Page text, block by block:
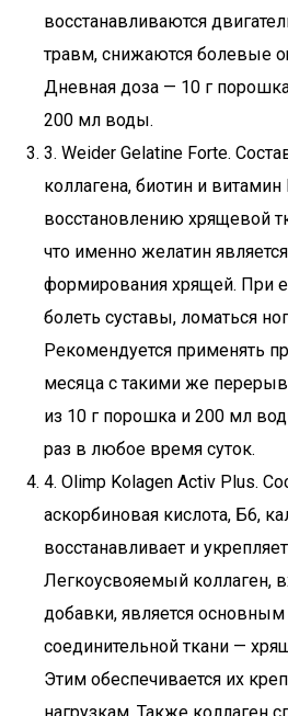
восстанавливаются
травм, снижаются болевые
Дневная доза — 10 г
200 мл воды.
3. Weider Gelatine Forte.
коллагена, биотин и витамин
восстановлению хрящевой
что именно желатин
формирования хрящей. При
болеть суставы, ломаться
Рекомендуется применять
месяца с такими же
из 10 г порошка и 200 мл
раз в любое время суток.
4. Olimp Kolagen Activ Plus.
аскорбиновая кислота, Б6,
восстанавливает и
Легкоусвояемый коллаген,
добавки, является
соединительной ткани —
Этим обеспечивается их